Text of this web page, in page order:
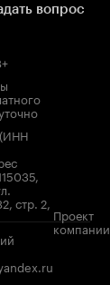
вопрос
стр. 2,
Проект
компании